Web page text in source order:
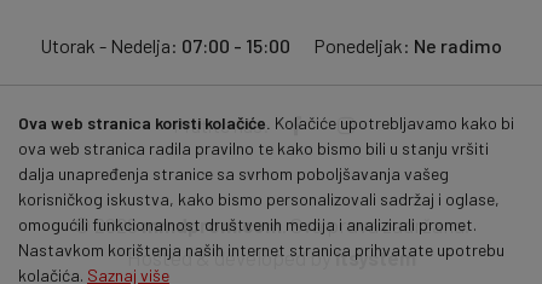
Utorak - Nedelja: 07:00 - 15:00 Ponedeljak: Ne radimo
Pratite nas:
© 2026mmdprom.com . Sva prava zadržana.
Hosted & developed byitsystem
Ova web stranica koristi kolačiće. Kolačiće upotrebljavamo kako bi
ova web stranica radila pravilno te kako bismo bili u stanju vršiti
dalja unapređenja stranice sa svrhom poboljšavanja vašeg
korisničkog iskustva, kako bismo personalizovali sadržaj i oglase,
omogućili funkcionalnost društvenih medija i analizirali promet.
Nastavkom korištenja naših internet stranica prihvatate upotrebu
kolačića. Saznaj više